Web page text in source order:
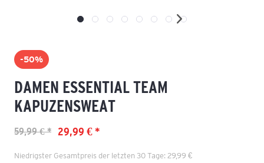
-50%
DAMEN ESSENTIAL TEAM
KAPUZENSWEAT
29,99 € *
59,99 € *
Niedrigster Gesamtpreis der letzten 30 Tage: 29,99 €